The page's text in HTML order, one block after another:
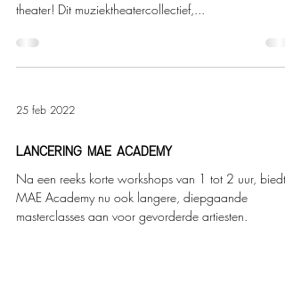
theater! Dit muziektheatercollectief,...
25 feb 2022
lancering MAE Academy
Na een reeks korte workshops van 1 tot 2 uur, biedt
MAE Academy nu ook langere, diepgaande
masterclasses aan voor gevorderde artiesten.